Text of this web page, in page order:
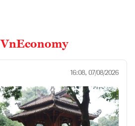
VnEconomy
16:08, 07/08/2026